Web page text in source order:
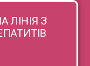
ЛІНІЯ З